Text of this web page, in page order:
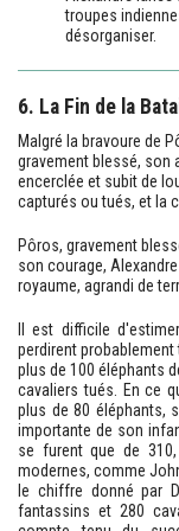
troupes
désorganiser.
6. La Fin de la
Malgré la bravoure de
gravement blessé, son
encerclée et subit de
capturés ou tués, et la
Pôros, gravement
son courage,
royaume, agrandi de
Il est difficile
perdirent
plus de 100 éléphants
cavaliers tués. En ce
plus de 80 éléphants,
importante de son
se furent que de
modernes, comme
le chiffre donné par
fantassins et 280